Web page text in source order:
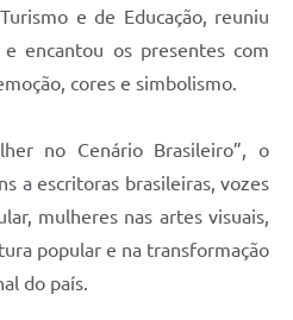
e de Educação, reuniu
encantou os presentes com
cores e simbolismo.
no Cenário Brasileiro”, o
a escritoras brasileiras, vozes
mulheres nas artes visuais,
popular e na transformação
do país.